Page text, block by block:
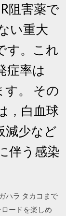
阻害薬で
い重大
す。これ
症率は
す。 その
，白血球
減少など
伴う感染
ハラ タカコまで
ードを楽しめ